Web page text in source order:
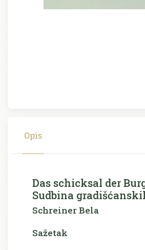
Opis
Das schicksal der
Sudbina
Schreiner Bela
Sažetak